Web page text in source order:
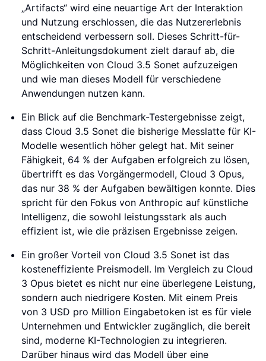
„Artifacts“ wird eine neuartige Art der Interaktion
und Nutzung erschlossen, die das Nutzererlebnis
entscheidend verbessern soll. Dieses Schritt-für-
Schritt-Anleitungsdokument zielt darauf ab, die
Möglichkeiten von Cloud 3.5 Sonet aufzuzeigen
und wie man dieses Modell für verschiedene
Anwendungen nutzen kann.
Ein Blick auf die Benchmark-Testergebnisse zeigt,
dass Cloud 3.5 Sonet die bisherige Messlatte für KI-
Modelle wesentlich höher gelegt hat. Mit seiner
Fähigkeit, 64 % der Aufgaben erfolgreich zu lösen,
übertrifft es das Vorgängermodell, Cloud 3 Opus,
das nur 38 % der Aufgaben bewältigen konnte. Dies
spricht für den Fokus von Anthropic auf künstliche
Intelligenz, die sowohl leistungsstark als auch
effizient ist, wie die präzisen Ergebnisse zeigen.
Ein großer Vorteil von Cloud 3.5 Sonet ist das
kosteneffiziente Preismodell. Im Vergleich zu Cloud
3 Opus bietet es nicht nur eine überlegene Leistung,
sondern auch niedrigere Kosten. Mit einem Preis
von 3 USD pro Million Eingabetoken ist es für viele
Unternehmen und Entwickler zugänglich, die bereit
sind, moderne KI-Technologien zu integrieren.
Darüber hinaus wird das Modell über eine